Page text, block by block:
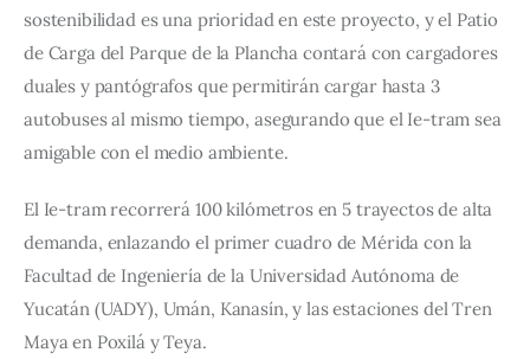
sostenibilidad es una prioridad en este proyecto, y el Patio
de Carga del Parque de la Plancha contará con cargadores
duales y pantógrafos que permitirán cargar hasta 3
autobuses al mismo tiempo, asegurando que el Ie-tram sea
amigable con el medio ambiente.
El Ie-tram recorrerá 100 kilómetros en 5 trayectos de alta
demanda, enlazando el primer cuadro de Mérida con la
Facultad de Ingeniería de la Universidad Autónoma de
Yucatán (UADY), Umán, Kanasín, y las estaciones del Tren
Maya en Poxilá y Teya.